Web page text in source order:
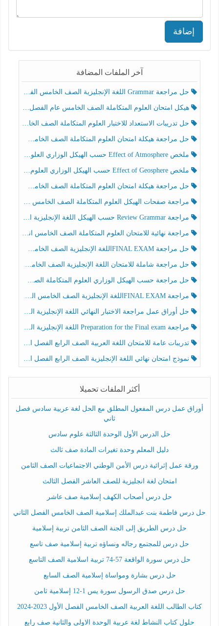
إضافة
آخر الملفات المضافة
حل مراجعة Grammar اللغة الإنجليزية الصف الخامس الفصل الثالث
هيكل امتحان العلوم المتكاملة الصف الخامس عام الفصل الدراسي الثالث 2025-2026
حل تدريبات الاستعداد للاختبار العلوم المتكاملة الصف الخامس عام الفصل الثالث
حل مراجعة هيكلة امتحان العلوم المتكاملة الصف الخامس انسبير الفصل الثالث
ملخص Effect of Atmosphere حسب الهيكل الوزاري العلوم المتكاملة الصف الخامس انسبير الفصل الثالث
ملخص Effect of Geosphere حسب الهيكل الوزاري العلوم المتكاملة الصف الخامس انسبير الفصل الثالث
حل مراجعة هيكلة امتحان العلوم المتكاملة الصف الخامس عام الفصل الثالث
مراجعة صفحات الهيكل العلوم المتكاملة الصف الخامس انسبير الفصل الثالث
مراجعة Review Grammar حسب الهيكل اللغة الإنجليزية الصف الخامس الفصل الثالث
مراجعة نهائية للامتحان العلوم المتكاملة الصف الخامس انسبير الفصل الثالث
حل مراجعة FINAL EXAMاللغة الإنجليزية الصف الخامس الفصل الثالث
حل مراجعة شاملة للامتحان اللغة الإنجليزية الصف الخامس الفصل الثالث
حل مراجعة حسب الهيكل الوزاري العلوم المتكاملة الصف الخامس عام الفصل الثالث
مراجعة FINAL EXAMاللغة الإنجليزية الصف الخامس الفصل الثالث
حل أوراق عمل مراجعة الاختبار النهائي اللغة الإنجليزية الصف الرابع الفصل الثالث
مراجعة Preparation for the Final exam اللغة الإنجليزية الصف الرابع الفصل الثالث
تدريبات عامة للامتحان اللغة العربية الصف الرابع الفصل الثالث
نموذج امتحان نهائي اللغة الإنجليزية الصف الرابع الفصل الثالث
أكثر الملفات تحميلا
أوراق عمل درس المفعول المطلق مع الحل لغة عربية سادس فصل
ثاني
حل الدرس الأول الوحدة الثالثة علوم سادس
دليل المعلم وحدة تغيرات المادة صف ثالث
ورقة عمل إثرائية درس الأمن الوطني الاجتماعيات الصف الثامن
امتحان لغة انجليزية للصف العاشر الفصل الثالث
حل درس أصحاب الكهف إسلامية صف عاشر
حل درس فاطمة بنت عبدالملك إسلامية الصف الخامس الفصل الثاني
حل درس الطريق إلى الجنة الصف الثامن تربية إسلامية
حل درس للمجتمع رجاله ونساؤه تربية إسلامية صف تاسع
حل درس سورة الواقعة 57-74 تربية اسلامية الصف التاسع
حل درس بشارة ومواساة إسلامية الصف السابع
حل درس صدق الرسول سورة يس 1-12 إسلامية ثامن
كتاب الطالب اللغة العربية الصف الخامس الفصل الأول 2023-2024
حلول كتاب النشاط لغة عربية الوحدة الاولى والثانية صف رابع